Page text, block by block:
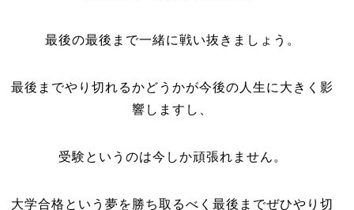
最後の最後まで一緒に戦い抜きましょう。
最後までやり切れるかどうかが今後の人生に大きく影
響しますし、
受験というのは今しか頑張れません。
大学合格という夢を勝ち取るべく最後までぜひやり切